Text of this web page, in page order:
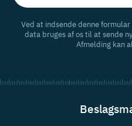
Ved at indsende denne
data bruges af os til at sende
Afmelding kan